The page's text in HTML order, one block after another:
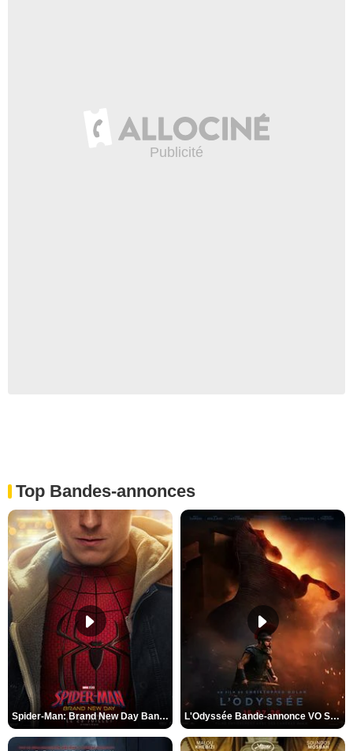
Top Bandes-annonces
Spider-Man: Brand New Day Bande-annonce VO STFR L'Odyssée Bande-annonce VO STFR